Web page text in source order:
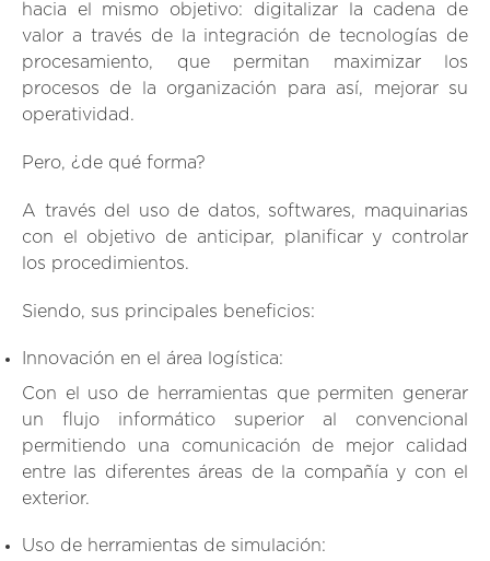
hacia el mismo objetivo: digitalizar la cadena de
valor a través de la integración de tecnologías de
procesamiento, que permitan maximizar los
procesos de la organización para así, mejorar su
operatividad.
Pero, ¿de qué forma?
A través del uso de datos, softwares, maquinarias
con el objetivo de anticipar, planificar y controlar
los procedimientos.
Siendo, sus principales beneficios:
Innovación en el área logística:
Con el uso de herramientas que permiten generar
un flujo informático superior al convencional
permitiendo una comunicación de mejor calidad
entre las diferentes áreas de la compañía y con el
exterior.
Uso de herramientas de simulación: